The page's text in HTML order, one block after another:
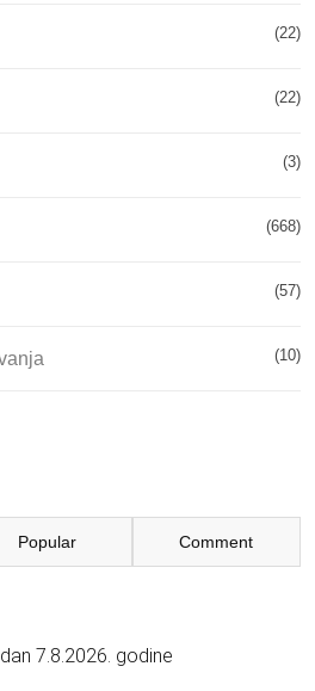
(22)
(22)
(3)
(668)
(57)
(10)
Popular Comment
7.8.2026. godine